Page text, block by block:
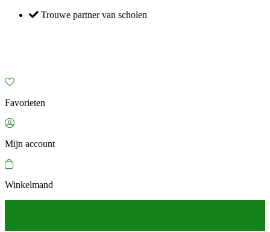
Trouwe partner van scholen
Favorieten
Mijn account
Winkelmand